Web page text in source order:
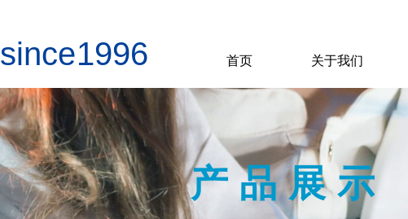
since 1996 首页 关于我们
产品展示